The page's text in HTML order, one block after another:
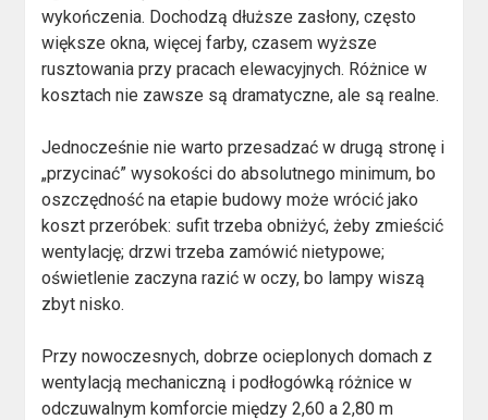
wykończenia. Dochodzą dłuższe zasłony, często
większe okna, więcej farby, czasem wyższe
rusztowania przy pracach elewacyjnych. Różnice w
kosztach nie zawsze są dramatyczne, ale są realne.
Jednocześnie nie warto przesadzać w drugą stronę i
„przycinać” wysokości do absolutnego minimum, bo
oszczędność na etapie budowy może wrócić jako
koszt przeróbek: sufit trzeba obniżyć, żeby zmieścić
wentylację; drzwi trzeba zamówić nietypowe;
oświetlenie zaczyna razić w oczy, bo lampy wiszą
zbyt nisko.
Przy nowoczesnych, dobrze ocieplonych domach z
wentylacją mechaniczną i podłogówką różnice w
odczuwalnym komforcie między 2,60 a 2,80 m